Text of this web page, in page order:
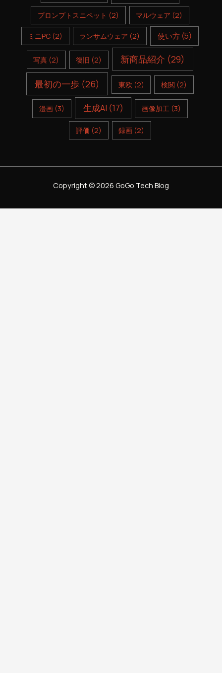
プロンプトスニペット (2) マルウェア (2)
ミニPC (2) ランサムウェア (2) 使い方(5)
写真 (2) 復旧 (2) 新商品紹介 (29)
最初の一歩 (26) 東欧 (2) 検閲 (2)
漫画 (3) 生成AI (17) 画像加工(3)
評価 (2) 録画 (2)
Copyright © 2026 GoGo Tech Blog